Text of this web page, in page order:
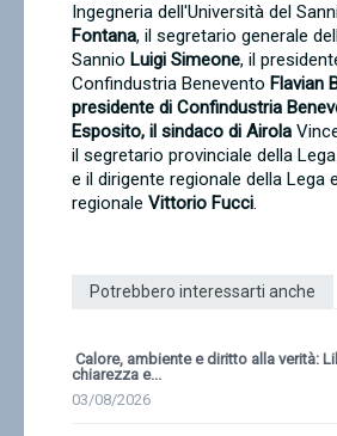
Ingegneria dell'Università del
Fontana, il segretario generale
Sannio Luigi Simeone, il
Confindustria Benevento Flavian
presidente di Confindustria
Esposito, il sindaco di Airola
il segretario provinciale della Lega
e il dirigente regionale della Lega
regionale Vittorio Fucci.
Potrebbero interessarti anche
Calore, ambiente e diritto alla verità:
chiarezza e...
03/08/2026